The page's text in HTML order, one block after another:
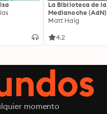
La Biblioteca de la
Medianoche (AdN)
Matt Haig
4.2
momento